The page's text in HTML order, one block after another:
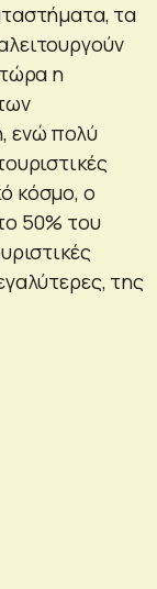
τα
η
ενώ πολύ
κόσμο, ο
50% του
της